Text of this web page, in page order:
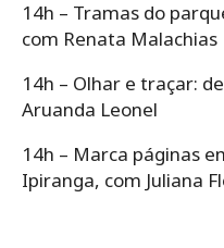
14h – Tramas do
com Renata Malachias
14h – Olhar e traçar:
Aruanda Leonel
14h – Marca páginas
Ipiranga, com Juliana